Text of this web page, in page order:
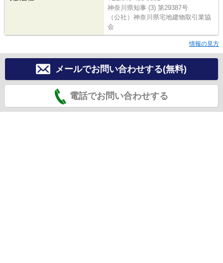
神奈川県知事 (3) 第29387号
（公社）神奈川県宅地建物取引業協
会
情報の見方
メールでお問い合わせする(無料)
電話でお問い合わせする